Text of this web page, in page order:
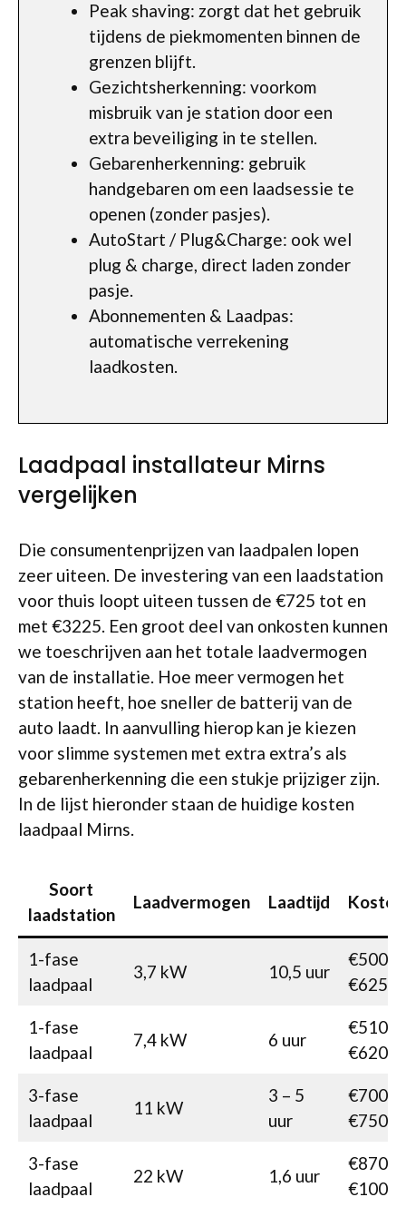
Peak shaving: zorgt dat het gebruik
tijdens de piekmomenten binnen de
grenzen blijft.
Gezichtsherkenning: voorkom
misbruik van je station door een
extra beveiliging in te stellen.
Gebarenherkenning: gebruik
handgebaren om een laadsessie te
openen (zonder pasjes).
AutoStart / Plug&Charge: ook wel
plug & charge, direct laden zonder
pasje.
Abonnementen & Laadpas:
automatische verrekening
laadkosten.
Laadpaal installateur Mirns
vergelijken
Die consumentenprijzen van laadpalen lopen
zeer uiteen. De investering van een laadstation
voor thuis loopt uiteen tussen de €725 tot en
met €3225. Een groot deel van onkosten kunnen
we toeschrijven aan het totale laadvermogen
van de installatie. Hoe meer vermogen het
station heeft, hoe sneller de batterij van de
auto laadt. In aanvulling hierop kan je kiezen
voor slimme systemen met extra extra’s als
gebarenherkenning die een stukje prijziger zijn.
In de lijst hieronder staan de huidige kosten
laadpaal Mirns.
Soort
laadstation
Laadvermogen Laadtijd Kosten
1-fase
laadpaal
3,7 kW 10,5 uur
€500-
€625
1-fase
laadpaal
7,4 kW 6 uur
€510-
€620
3-fase
laadpaal
11 kW
3 – 5
uur
€700-
€750
3-fase
laadpaal
22 kW 1,6 uur
€870-
€1005